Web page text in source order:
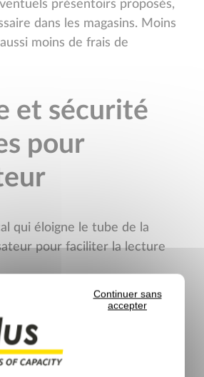
Continuer sans
accepter
présentoirs proposés,
dans les magasins. Moins
moins de frais de
et sécurité
pour
qui éloigne le tube de la
pour faciliter la lecture
(vapeur acide, réactif) qui
tous risques même